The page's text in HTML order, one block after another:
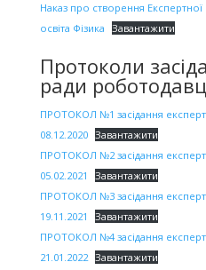
Наказ про створення
освіта Фізика
Завантажити
Протоколи
ради
ПРОТОКОЛ №1 засідання
08.12.2020 Завантажити
ПРОТОКОЛ №2 засідання
05.02.2021
Завантажити
ПРОТОКОЛ №3 засідання
19.11.2021
Завантажити
ПРОТОКОЛ №4 засідання
21.01.2022 Завантажити